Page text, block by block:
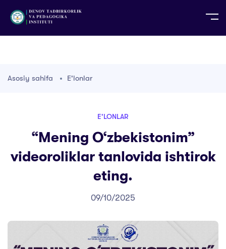
TG TR
Asosiy sahifa E'lonlar
E'LONLAR
“Mening O‘zbekistonim”
videoroliklar tanlovida ishtirok
eting.
09/10/2025